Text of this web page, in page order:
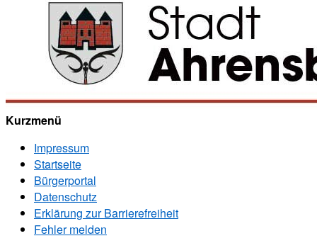
Kurzmenü
Impressum
Startseite
Bürgerportal
Datenschutz
Erklärung zur Barrierefreiheit
Fehler melden